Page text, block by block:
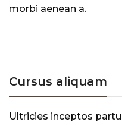
morbi aenean a.
Cursus aliquam
Ultricies inceptos